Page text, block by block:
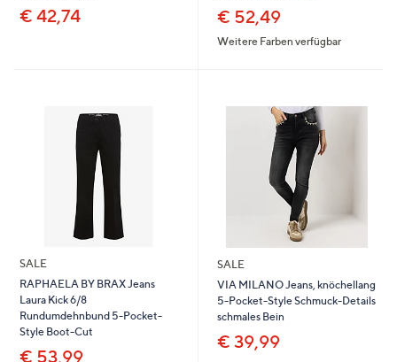
€ 42,74 € 52,49
Weitere Farben verfügbar
SALE
RAPHAELA BY BRAX Jeans
Laura Kick 6/8
Rundumdehnbund 5-Pocket-
Style Boot-Cut
€ 53,99
SALE
VIA MILANO Jeans, knöchellang
5-Pocket-Style Schmuck-Details
schmales Bein
€ 39,99